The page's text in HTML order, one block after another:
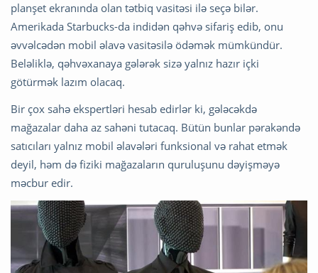
planşet ekranında olan tətbiq vasitəsi ilə seçə bilər.
Amerikada Starbucks-da indidən qəhvə sifariş edib, onu
əvvəlcədən mobil əlavə vasitəsilə ödəmək mümkündür.
Beləliklə, qəhvəxanaya gələrək sizə yalnız hazır içki
götürmək lazım olacaq.
Bir çox sahə ekspertləri hesab edirlər ki, gələcəkdə
mağazalar daha az sahəni tutacaq. Bütün bunlar pərakəndə
satıcıları yalnız mobil əlavələri funksional və rahat etmək
deyil, həm də fiziki mağazaların quruluşunu dəyişməyə
məcbur edir.